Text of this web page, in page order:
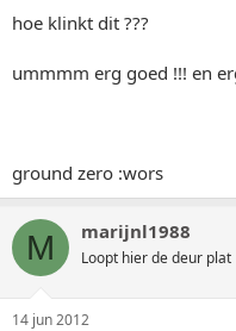
hoe klinkt dit ???
ummmm erg goed !!! en
ground zero :wors
M marijnl1988
Loopt hier de deur plat
14 jun 2012